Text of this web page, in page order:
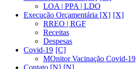
LOA | PPA | LDO
Execução Orçamentária [X]
RREO | RGF
Receitas
Despesas
Covid-19
MOnitor Vacinação Covid-19
Contato [N]